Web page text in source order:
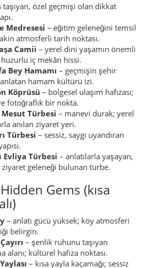
Bedesteni– eski ticaret
merkezin tarihsel kalbi ve güçlü simge.
Saat Kulesi – merkezde yön
duygusunu toplayan ikon yapı.
Cami (Gümüş Yeni Cami)– mimari
özel geçmişi olan dikkat
Medresesi– eğitim geleneğini temsil
atmosferli tarih noktası.
Camii– yerel dini yaşamın önemli
huzurlu iç mekân hissi.
Bey Hamamı– geçmişin şehir
hamam kültürü izi.
Köprüsü
fotoğraflık bir nokta.
Türbesi – manevi durak; yerel
Türbesi– sessiz, saygı uyandıran
Evliya Türbesi
ziyaret geleneği bulunan türbe.
Gems (kısa